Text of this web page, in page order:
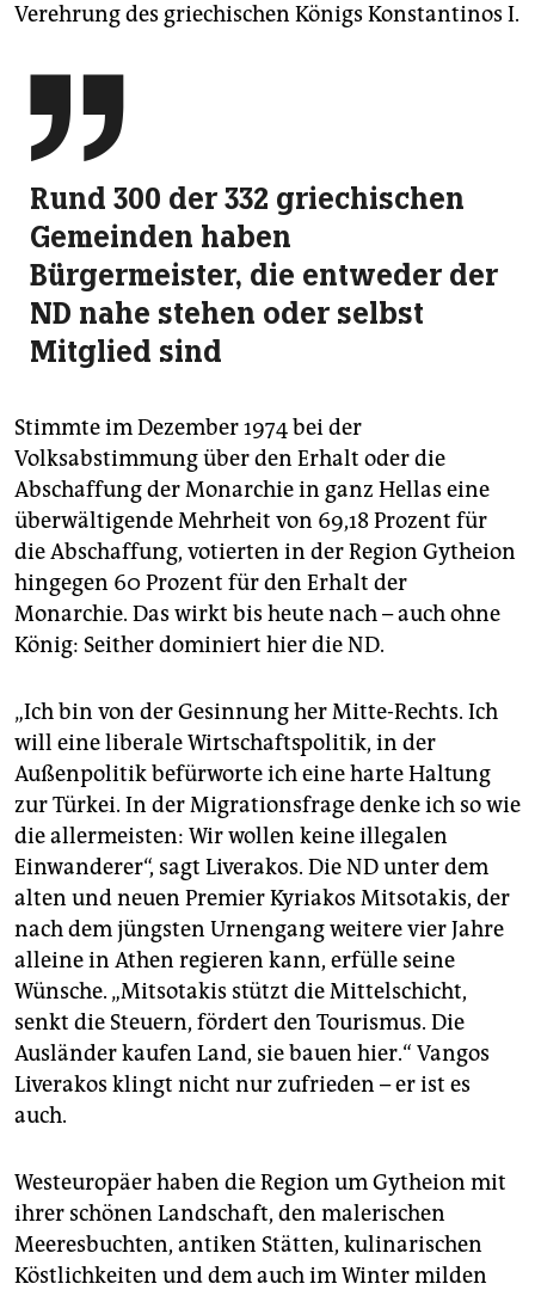
Verehrung des griechischen Königs Konstantinos I.

Rund 300 der 332 griechischen
Gemeinden haben
Bürgermeister, die entweder der
ND nahe stehen oder selbst
Mitglied sind
Stimmte im Dezember 1974 bei der
Volksabstimmung über den Erhalt oder die
Abschaffung der Monarchie in ganz Hellas eine
überwältigende Mehrheit von 69,18 Prozent für
die Abschaffung, votierten in der Region Gytheion
hingegen 60 Prozent für den Erhalt der
Monarchie. Das wirkt bis heute nach – auch ohne
König: Seither dominiert hier die ND.
„Ich bin von der Gesinnung her Mitte-Rechts. Ich
will eine liberale Wirtschaftspolitik, in der
Außenpolitik befürworte ich eine harte Haltung
zur Türkei. In der Migrationsfrage denke ich so wie
die allermeisten: Wir wollen keine illegalen
Einwanderer“, sagt Liverakos. Die ND unter dem
alten und neuen Premier Kyriakos Mitsotakis, der
nach dem jüngsten Urnengang weitere vier Jahre
alleine in Athen regieren kann, erfülle seine
Wünsche. „Mitsotakis stützt die Mittelschicht,
senkt die Steuern, fördert den Tourismus. Die
Ausländer kaufen Land, sie bauen hier.“ Vangos
Liverakos klingt nicht nur zufrieden – er ist es
auch.
Westeuropäer haben die Region um Gytheion mit
ihrer schönen Landschaft, den malerischen
Meeresbuchten, antiken Stätten, kulinarischen
Köstlichkeiten und dem auch im Winter milden